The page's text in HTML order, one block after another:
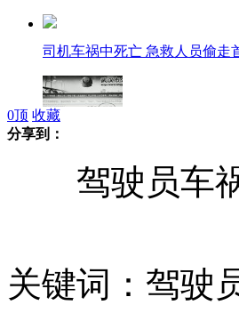
司机车祸中死亡 急救人员偷走
女子在外留学 4个月莫名被扣
0顶 收藏
分享到：
驾驶员车祸
关键词：驾驶